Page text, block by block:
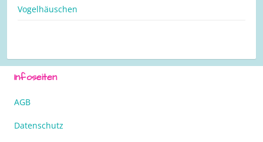
Vogelhäuschen
Infoseiten
AGB
Datenschutz